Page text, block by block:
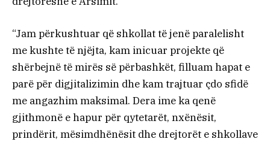
“Jam përkushtuar që shkollat të jenë paralelisht
me kushte të njëjta, kam inicuar projekte që
shërbejnë të mirës së përbashkët, filluam hapat e
parë për digjitalizimin dhe kam trajtuar çdo sfidë
me angazhim maksimal. Dera ime ka qenë
gjithmonë e hapur për qytetarët, nxënësit,
prindërit, mësimdhënësit dhe drejtorët e shkollave